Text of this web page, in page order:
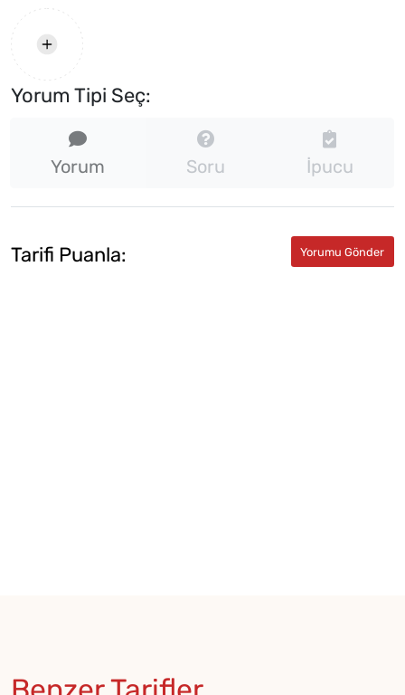
Yorum Tipi Seç:
Yorum Soru İpucu
Tarifi Puanla: